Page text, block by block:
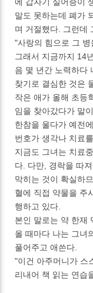
말도 못하는데 폐가
며 거절했다. 그런데
"사랑의 힘으로 그
그래서 지금까지 14
음 몇 년간 노력하다
찾기로 결심한 것은
작은 애가 올해 초등
임을 찾아갔다가 말
한참을 울다가 예전
번호가 생각나 치료
지금도 그녀는 치료
다. 다만, 경락을 따
막히는 것이 확실하
혈에 직접 약물을 주
행하고 있다.
본인 말로는 약 한재
올 때마다 나는 그녀
풀어주고 애쓴다.
"이건 아주머니가 스
리내어 책 읽는 연습